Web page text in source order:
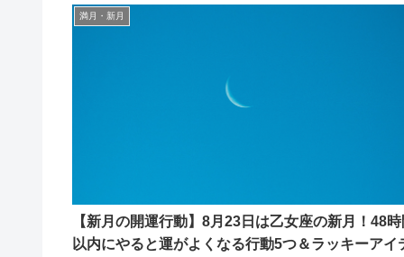
満月・新月
【新月の開運行動】8月23日は乙女座の新月！48時
以内にやると運がよくなる行動5つ＆ラッキーアイ